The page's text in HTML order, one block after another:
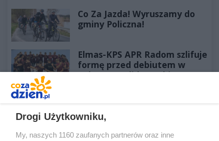
Co Za Jazda! Wyruszamy do
gminy Policzna!
Elmas-KPS APR Radom szlifuje
formę przed debiutem w
Orlen Superlidze Kobiet
Jasną Górę!
Drogi Użytkowniku,
My, naszych 1160 zaufanych partnerów oraz inne